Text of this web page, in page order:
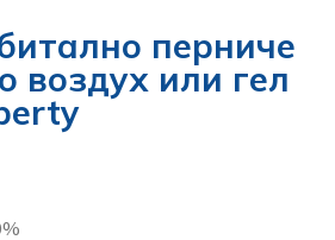
перниче
воздух или гел